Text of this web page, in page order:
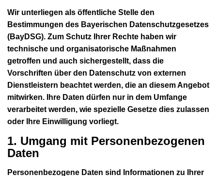
Wir unterliegen als öffentliche Stelle den
Bestimmungen des Bayerischen Datenschutzgesetzes
(BayDSG). Zum Schutz Ihrer Rechte haben wir
technische und organisatorische Maßnahmen
getroffen und auch sichergestellt, dass die
Vorschriften über den Datenschutz von externen
Dienstleistern beachtet werden, die an diesem Angebot
mitwirken. Ihre Daten dürfen nur in dem Umfange
verarbeitet werden, wie spezielle Gesetze dies zulassen
oder Ihre Einwilligung vorliegt.
1. Umgang mit Personenbezogenen
Daten
Personenbezogene Daten sind Informationen zu Ihrer